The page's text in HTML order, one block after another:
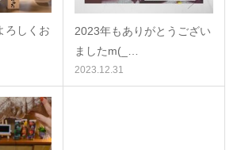
ろしくお
2023年もありがとうござい
ましたm(_…
2023.12.31